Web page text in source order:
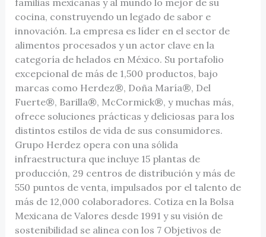
cocina, construyendo un legado de sabor e
innovación. La empresa es líder en el sector de
alimentos procesados y un actor clave en la
categoría de helados en México. Su portafolio
excepcional de más de 1,500 productos, bajo
marcas como Herdez®, Doña María®, Del
Fuerte®, Barilla®, McCormick®, y muchas más,
ofrece soluciones prácticas y deliciosas para los
distintos estilos de vida de sus consumidores.
Grupo Herdez opera con una sólida
infraestructura que incluye 15 plantas de
producción, 29 centros de distribución y más de
550 puntos de venta, impulsados por el talento de
más de 12,000 colaboradores. Cotiza en la Bolsa
Mexicana de Valores desde 1991 y su visión de
sostenibilidad se alinea con los 7 Objetivos de